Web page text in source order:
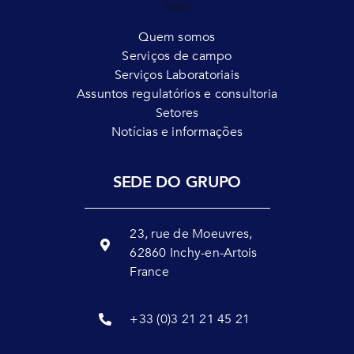
Quem somos
Serviços de campo
Serviços Laboratoriais
Assuntos regulatórios e consultoria
Setores
Notícias e informações
SEDE DO GRUPO
23, rue de Moeuvres,
62860 Inchy-en-Artois
France
+33 (0)3 21 21 45 21